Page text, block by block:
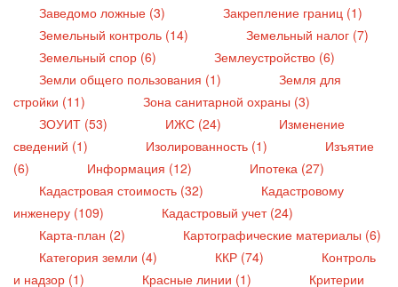
Заведомо ложные (3)
Закрепление границ (1)
Земельный контроль (14)
Земельный налог (7)
Земельный спор (6)
Землеустройство (6)
Земли общего пользования (1)
Земля для
стройки (11)
Зона санитарной охраны (3)
ЗОУИТ (53)
ИЖС (24)
Изменение
сведений (1)
Изолированность (1)
Изъятие
(6)
Информация (12)
Ипотека (27)
Кадастровая стоимость (32)
Кадастровому
инженеру (109)
Кадастровый учет (24)
Карта-план (2)
Картографические материалы (6)
Категория земли (4)
ККР (74)
Контроль
и надзор (1)
Красные линии (1) Критерии